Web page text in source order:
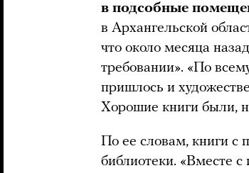
в подсобные
в Архангельской
что около месяца
требовании». «По
пришлось и
Хорошие книги были,
По ее словам, книги с
библиотеки. «Вместе